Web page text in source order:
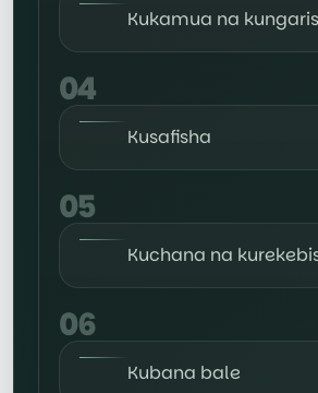
Kukamua na
04
Kusafisha
05
Kuchana na
06
Kubana bale